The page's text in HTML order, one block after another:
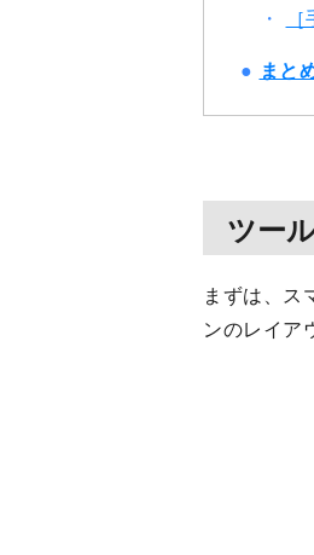
まと
ツー
まずは、ス
ンのレイア